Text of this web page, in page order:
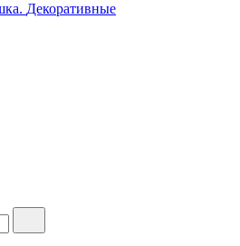
Декоративные